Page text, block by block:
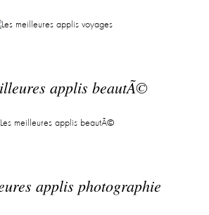
applis beautÃ©
applis photographie